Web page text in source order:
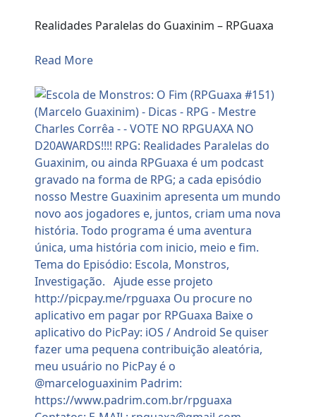
Realidades Paralelas do Guaxinim – RPGuaxa
Read More